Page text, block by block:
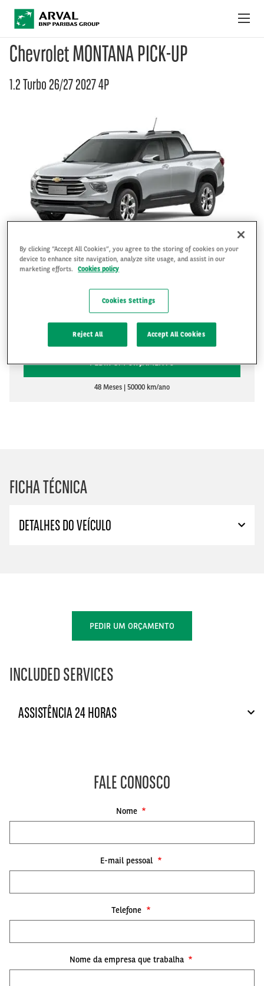
Pular para o conteúdo principal
Chevrolet MONTANA PICK-UP
1.2 Turbo 26/27 2027 4P
R$2,634
PEDIR UM ORÇAMENTO
48 Meses 50000 km/ano
FICHA TÉCNICA
DETALHES DO VEÍCULO
PEDIR UM ORÇAMENTO
INCLUDED SERVICES
ASSISTÊNCIA 24 HORAS
FALE CONOSCO
Nome
E-mail pessoal
Telefone
Nome da empresa que trabalha
OFERTAS DO MÊS
COMO FUNCIONA
FALE CONOSCO
By clicking “Accept All Cookies”, you agree to the storing of cookies on your
device to enhance site navigation, analyze site usage, and assist in our
marketing efforts.
Cookies policy
Cookies Settings
Reject All Accept All Cookies